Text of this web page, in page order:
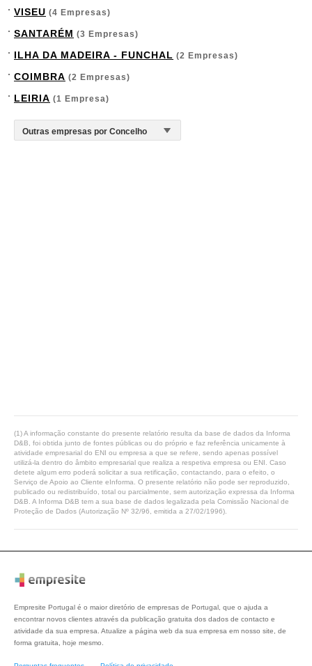
VISEU (4 Empresas)
SANTARÉM (3 Empresas)
ILHA DA MADEIRA - FUNCHAL (2 Empresas)
COIMBRA (2 Empresas)
LEIRIA (1 Empresa)
(1) A informação constante do presente relatório resulta da base de dados da Informa
D&B, foi obtida junto de fontes públicas ou do próprio e faz referência unicamente à
atividade empresarial do ENI ou empresa a que se refere, sendo apenas possível
utilizá-la dentro do âmbito empresarial que realiza a respetiva empresa ou ENI. Caso
detete algum erro poderá solicitar a sua retificação, contactando, para o efeito, o
Serviço de Apoio ao Cliente eInforma. O presente relatório não pode ser reproduzido,
publicado ou redistribuído, total ou parcialmente, sem autorização expressa da Informa
D&B. A Informa D&B tem a sua base de dados legalizada pela Comissão Nacional de
Proteção de Dados (Autorização Nº 32/96, emitida a 27/02/1996).
Empresite Portugal é o maior diretório de empresas de Portugal, que o ajuda a
encontrar novos clientes através da publicação gratuita dos dados de contacto e
atividade da sua empresa. Atualize a página web da sua empresa em nosso site, de
forma gratuita, hoje mesmo.